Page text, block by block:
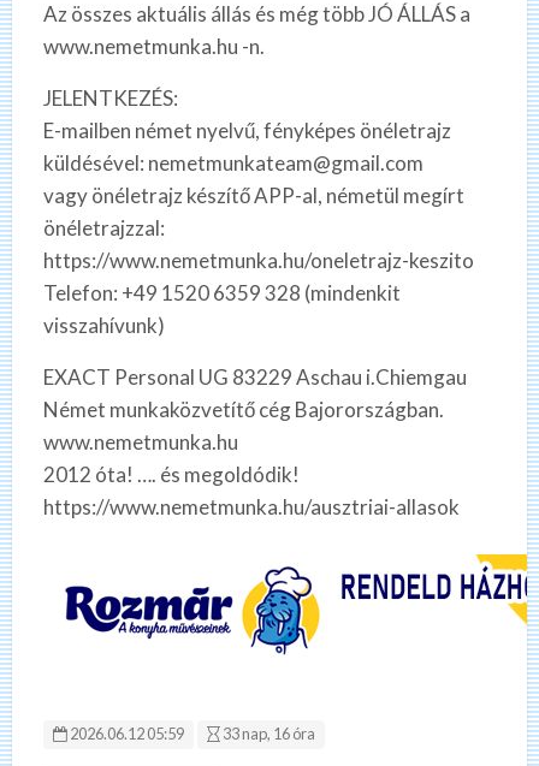
Az összes aktuális állás és még több JÓ ÁLLÁS a
www.nemetmunka.hu -n.
JELENTKEZÉS:
E-mailben német nyelvű, fényképes önéletrajz
küldésével: nemetmunkateam@gmail.com
vagy önéletrajz készítő APP-al, németül megírt
önéletrajzzal:
https://www.nemetmunka.hu/oneletrajz-keszito
Telefon: +49 1520 6359 328 (mindenkit
visszahívunk)
EXACT Personal UG 83229 Aschau i.Chiemgau
Német munkaközvetítő cég Bajorországban.
www.nemetmunka.hu
2012 óta! …. és megoldódik!
https://www.nemetmunka.hu/ausztriai-allasok
2026.06.12 05:59 33 nap, 16 óra